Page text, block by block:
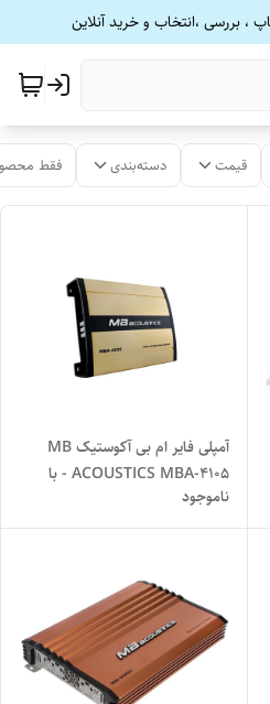
، بررسی ،انتخاب و خرید آنلاین
قیمت دسته‌بندی فقط
آمپلی فایر ام بی آکوستیک MB
ACOUSTICS MBA-4105 - با
گارانتی
ناموجود